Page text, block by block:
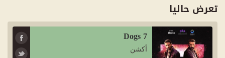
تعرض حاليا
7 Dogs
أكشن